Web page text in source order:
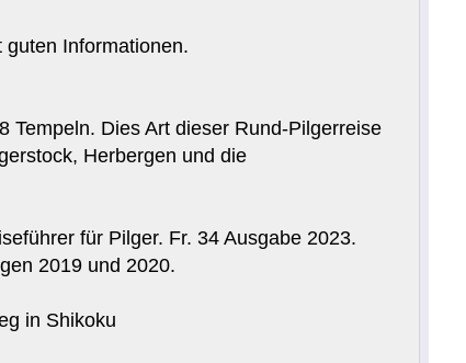
Informationen.
Tempeln. Dies Art dieser Rund-Pilgerreise
Herbergen und die
für Pilger. Fr. 34 Ausgabe 2023.
2019 und 2020.
in Shikoku